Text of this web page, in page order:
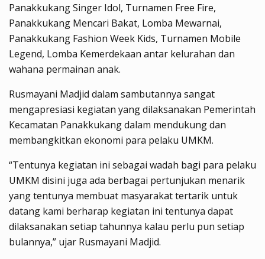
Panakkukang Singer Idol, Turnamen Free Fire,
Panakkukang Mencari Bakat, Lomba Mewarnai,
Panakkukang Fashion Week Kids, Turnamen Mobile
Legend, Lomba Kemerdekaan antar kelurahan dan
wahana permainan anak.
Rusmayani Madjid dalam sambutannya sangat
mengapresiasi kegiatan yang dilaksanakan Pemerintah
Kecamatan Panakkukang dalam mendukung dan
membangkitkan ekonomi para pelaku UMKM.
“Tentunya kegiatan ini sebagai wadah bagi para pelaku
UMKM disini juga ada berbagai pertunjukan menarik
yang tentunya membuat masyarakat tertarik untuk
datang kami berharap kegiatan ini tentunya dapat
dilaksanakan setiap tahunnya kalau perlu pun setiap
bulannya,” ujar Rusmayani Madjid.